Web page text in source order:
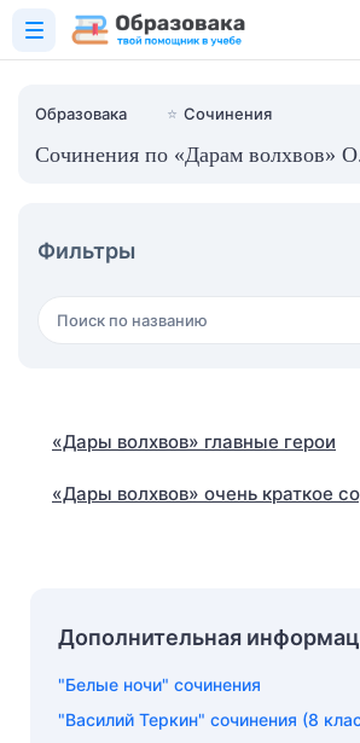
Образовака ⭐ Сочинения
Сочинения по «Дарам волхвов»
Фильтры
«Дары волхвов» главные герои
«Дары волхвов» очень краткое
Дополнительная
"Белые ночи" сочинения
"Василий Теркин" сочинения (8